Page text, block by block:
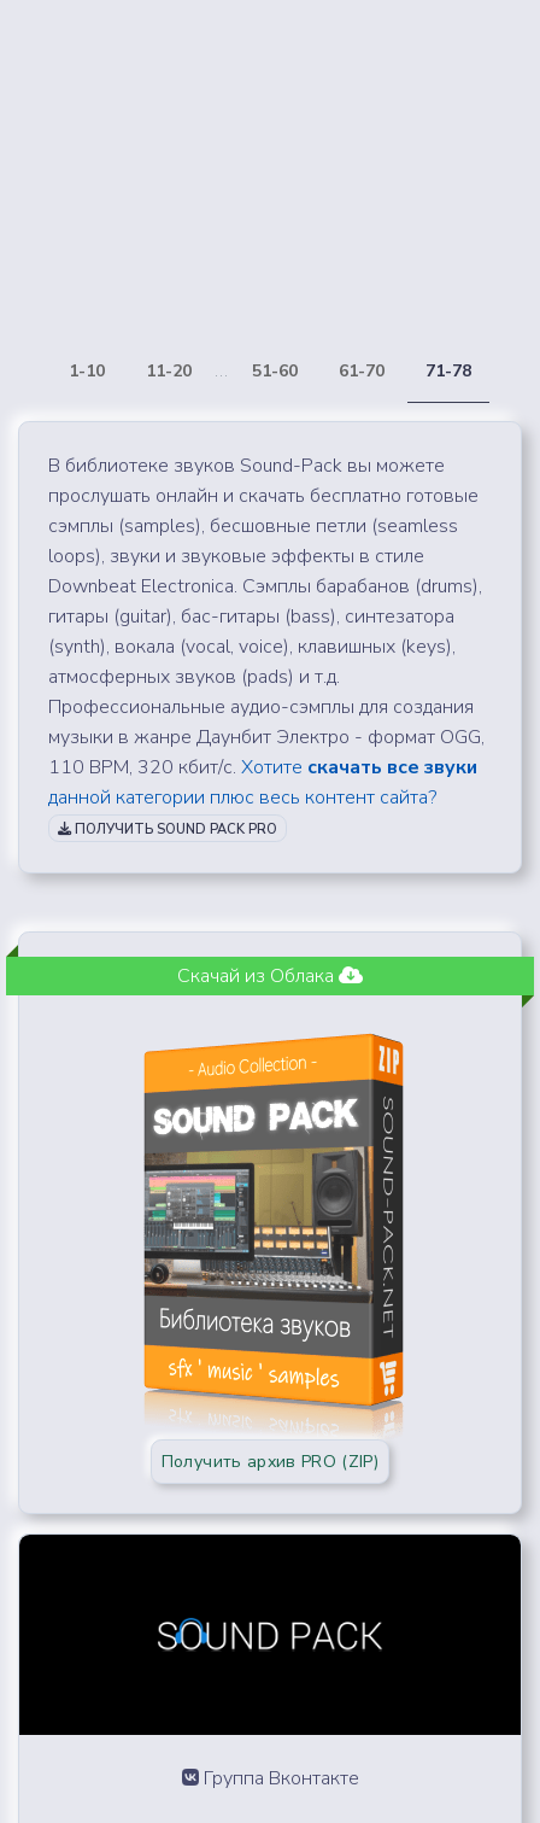
1-10 11-20 ... 51-60 61-70 71-78
В библиотеке звуков Sound-Pack вы можете
прослушать онлайн и скачать бесплатно готовые
сэмплы (samples), бесшовные петли (seamless
loops), звуки и звуковые эффекты в стиле
Downbeat Electronica. Сэмплы барабанов (drums),
гитары (guitar), бас-гитары (bass), синтезатора
(synth), вокала (vocal, voice), клавишных (keys),
атмосферных звуков (pads) и т.д.
Профессиональные аудио-сэмплы для создания
музыки в жанре Даунбит Электро - формат OGG,
110 BPM, 320 кбит/с. Хотите скачать все звуки
данной категории плюс весь контент сайта?
ПОЛУЧИТЬ SOUND PACK PRO
Скачай из Облака
Получить архив PRO (ZIP)
Группа Вконтакте